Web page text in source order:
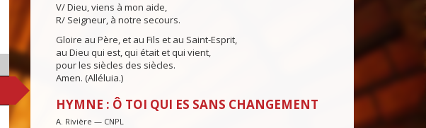
V/ Dieu, viens à mon aide,
R/ Seigneur, à notre secours.
Gloire au Père, et au Fils et au Saint-Esprit,
au Dieu qui est, qui était et qui vient,
pour les siècles des siècles.
Amen. (Alléluia.)
HYMNE : Ô TOI QUI ES SANS CHANGEMENT
A. Rivière — CNPL